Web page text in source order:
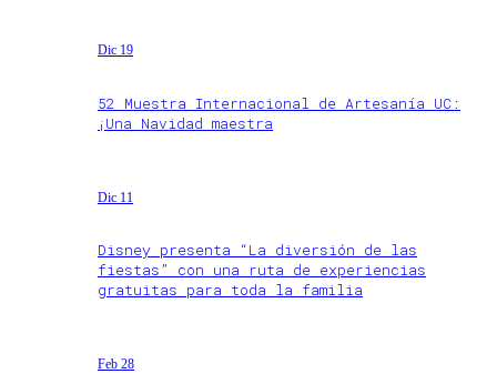
Dic 19
52 Muestra Internacional de Artesanía UC:
¡Una Navidad maestra
Dic 11
Disney presenta “La diversión de las
fiestas” con una ruta de experiencias
gratuitas para toda la familia
Feb 28